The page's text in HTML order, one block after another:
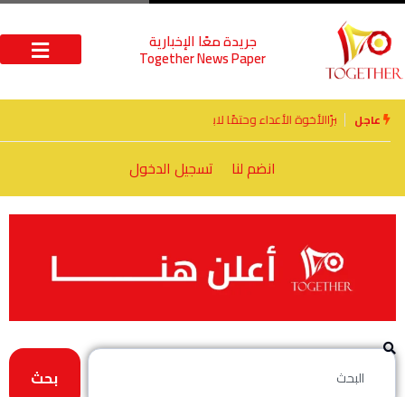
جريدة معًا الإخبارية
Together News Paper
عاجل الأخوة الأعداء وحتمًا لابد من لقاء
انضم لنا تسجيل الدخول
بحث